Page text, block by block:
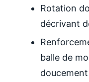
Rotation
décrivant
balle de